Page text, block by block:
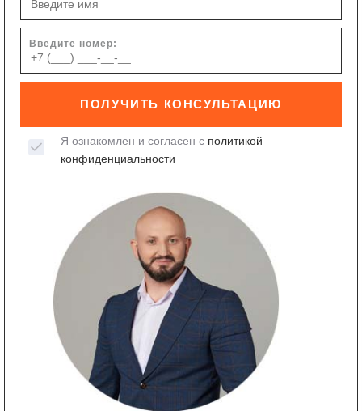
Введите номер:
ПОЛУЧИТЬ КОНСУЛЬТАЦИЮ
Я ознакомлен и согласен с политикой
конфиденциальности